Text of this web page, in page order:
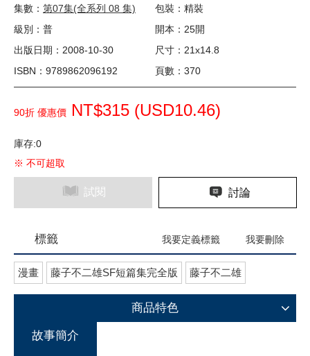
集數： 第07集(全系列 08 集)
包裝：精裝
級別：普
開本：25開
出版日期：2008-10-30
尺寸：21x14.8
ISBN：9789862096192
頁數：370
90折 優惠價 NT$315 (USD10.46)
庫存:0
※ 不可超取
試閱 討論
標籤 我要定義標籤 我要刪除
漫畫 藤子不二雄SF短篇集完全版 藤子不二雄
商品特色
故事簡介